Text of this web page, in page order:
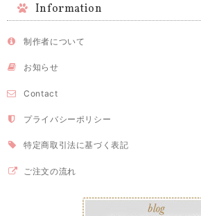
Information
制作者について
お知らせ
Contact
プライバシーポリシー
特定商取引法に基づく表記
ご注文の流れ